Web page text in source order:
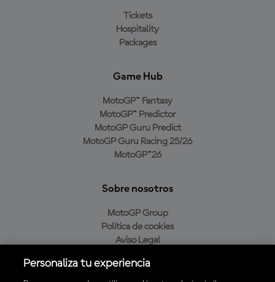
Tickets
Hospitality
Packages
Game Hub
MotoGP™ Fantasy
MotoGP™ Predictor
MotoGP Guru Predict
MotoGP Guru Racing 25/26
MotoGP™26
Sobre nosotros
MotoGP Group
Política de cookies
Aviso Legal
Política de compra
Personaliza tu experiencia